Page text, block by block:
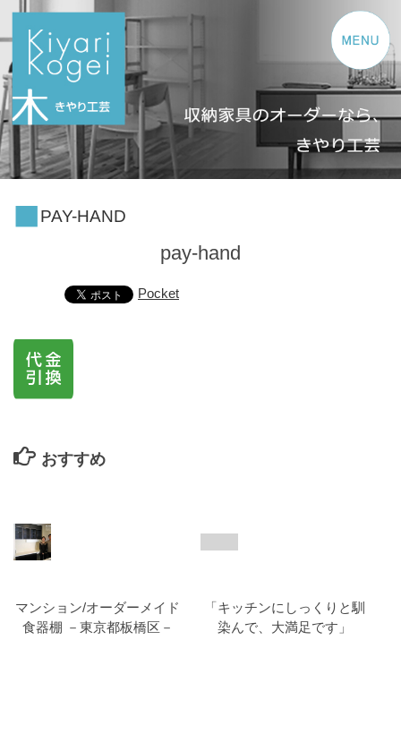
コンテンツへスキップ
PAY-HAND
pay-hand
Pocket
おすすめ
マンション/オーダーメイド
食器棚 －東京都板橋区－
「キッチンにしっくりと馴
染んで、大満足です」